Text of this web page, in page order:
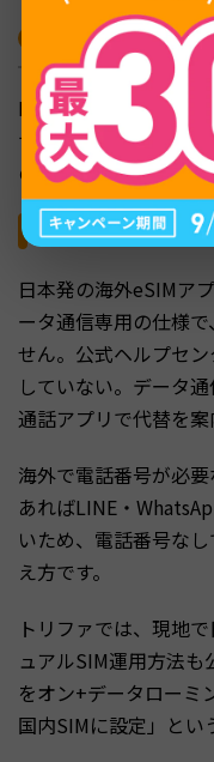
トリファを含む
Holaflyの単発プラン
サービスでは比較的一
の電話番号仕様を比
日本発のトリファ
日本発の海外eSIMア
ータ通信専用の仕様
せん。公式ヘルプセ
していない。データ
通話アプリで代替を案
海外で電話番号が必
あればLINE・
いため、電話番号な
え方です。
トリファでは、現地
ュアルSIM運用方法
をオン+データローミ
国内SIMに設定」とい